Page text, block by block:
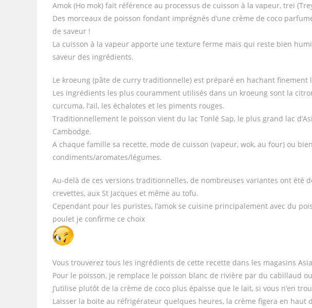
Amok (Ho mok) fait référence au processus de cuisson à la vapeur, trei
Des morceaux de poisson fondant imprégnés d’une crème de coco
de saveur !
La cuisson à la vapeur apporte une texture ferme mais qui reste bien
saveur des ingrédients.
Le kroeung (pâte de curry traditionnelle) est préparé en hachant
Les ingrédients les plus couramment utilisés dans un kroeung sont la
curcuma, l’ail, les échalotes et les piments rouges.
Traditionnellement le poisson vient du lac Tonlé Sap, le plus grand lac
Cambodge.
A chaque famille sa recette, mode de cuisson (vapeur, wok, au four) ou
condiments/aromates/légumes.
Au-delà de ces versions traditionnelles, de nombreuses variantes ont été
crevettes, aux St Jacques et même au tofu.
Cependant pour les puristes, l’amok se cuisine principalement avec du
poulet je confirme ce choix
Vous trouverez tous les ingrédients de cette recette dans les magasins
Pour le poisson, je remplace le poisson blanc de rivière par du cabillaud
J’utilise plutôt de la crème de coco plus épaisse que le lait, si vous n’en
Laisser la boite au réfrigérateur quelques heures, la crème figera en haut